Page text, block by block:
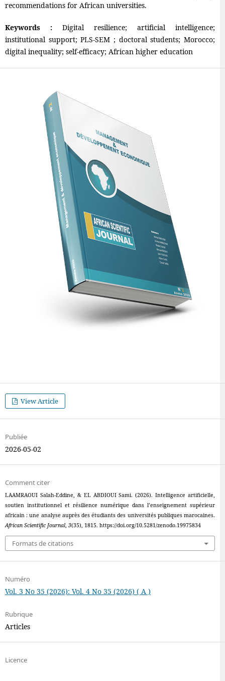
recommendations for African universities.
Keywords : Digital resilience; artificial intelligence;
institutional support; PLS-SEM ; doctoral students; Morocco;
digital inequality; self-efficacy; African higher education
View Article
Publiée
2026-05-02
Comment citer
LAAMRAOUI Salah-Eddine, & EL ABDIOUI Sami. (2026). Intelligence artificielle,
soutien institutionnel et résilience numérique dans l’enseignement supérieur
africain : une analyse auprès des étudiants des universités publiques marocaines.
African Scientific Journal, 3(35), 1815. https://doi.org/10.5281/zenodo.19975834
Formats de citations
Numéro
Vol. 3 No 35 (2026): Vol. 4 No 35 (2026) ( A )
Rubrique
Articles
Licence